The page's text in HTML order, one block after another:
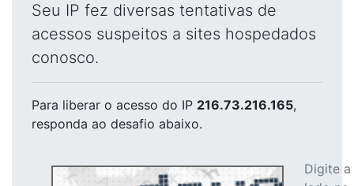
Seu IP fez diversas tentativas de
acessos suspeitos a sites hospedados
conosco.
Para liberar o acesso do IP 216.73.216.165,
responda ao desafio abaixo.
Digite